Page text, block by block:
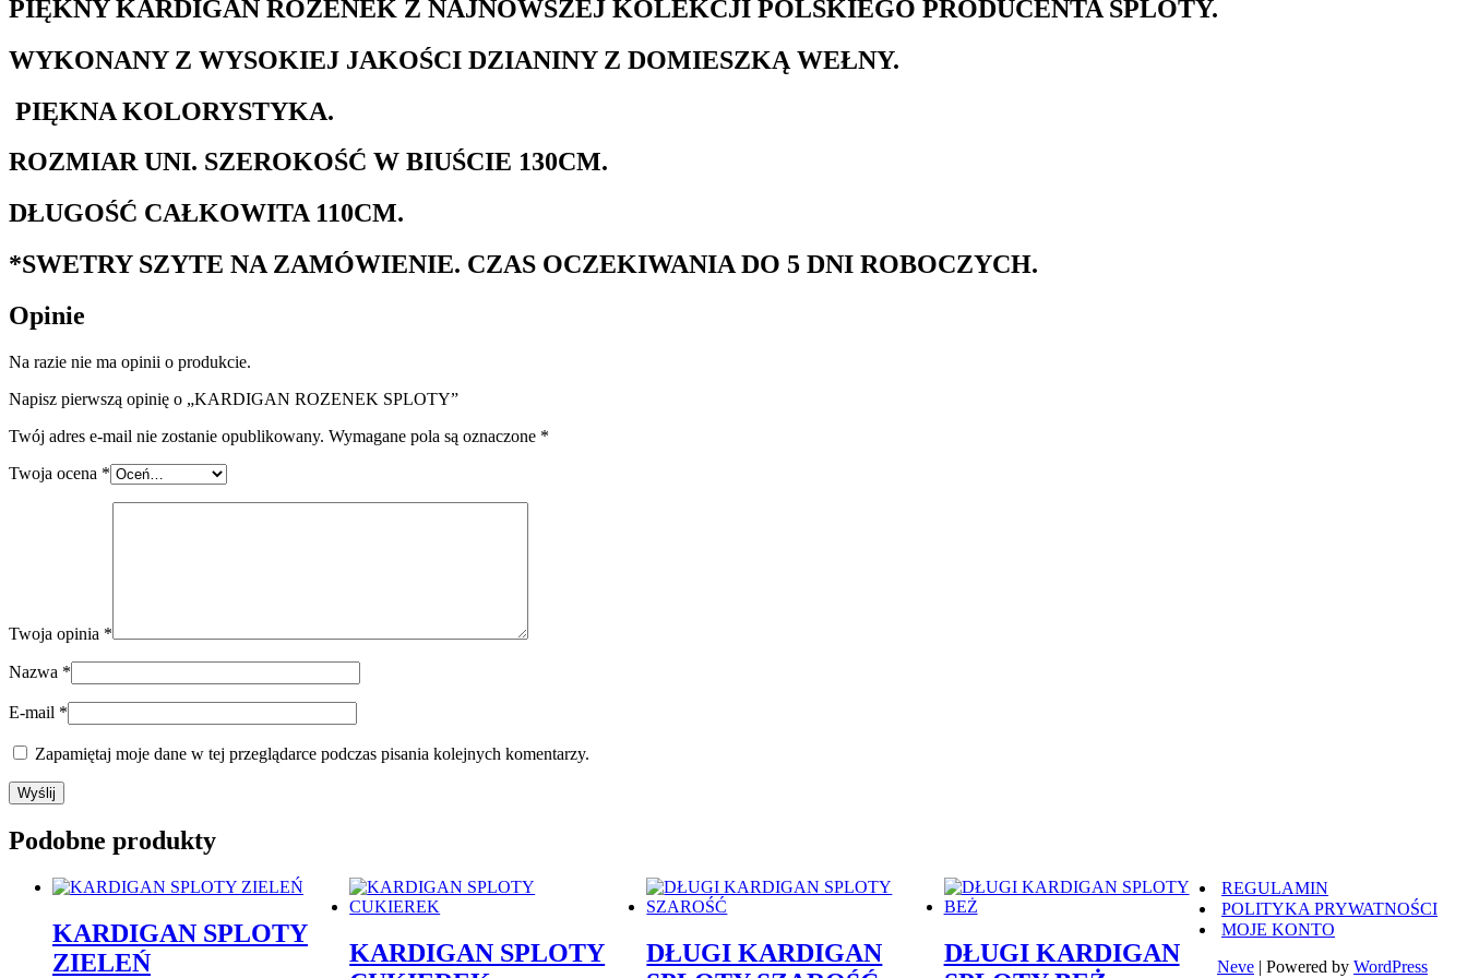
PIĘKNY KARDIGAN ROZENEK Z NAJNOWSZEJ KOLEKCJI POLSKIEGO PRODUCENTA SPLOTY.
WYKONANY Z WYSOKIEJ JAKOŚCI DZIANINY Z DOMIESZKĄ WEŁNY.
PIĘKNA KOLORYSTYKA.
ROZMIAR UNI. SZEROKOŚĆ W BIUŚCIE 130CM.
DŁUGOŚĆ CAŁKOWITA 110CM.
*SWETRY SZYTE NA ZAMÓWIENIE. CZAS OCZEKIWANIA DO 5 DNI ROBOCZYCH.
Opinie
Na razie nie ma opinii o produkcie.
Napisz pierwszą opinię o „KARDIGAN ROZENEK SPLOTY”
Twój adres e-mail nie zostanie opublikowany. Wymagane pola są oznaczone *
Twoja ocena *
Twoja opinia *
Nazwa *
E-mail *
Zapamiętaj moje dane w tej przeglądarce podczas pisania kolejnych komentarzy.
Podobne produkty
KARDIGAN SPLOTY
ZIELEŃ
KARDIGAN SPLOTY
DŁUGI KARDIGAN
DŁUGI KARDIGAN
REGULAMIN
POLITYKA PRYWATNOŚCI
MOJE KONTO
Neve| Powered by WordPress